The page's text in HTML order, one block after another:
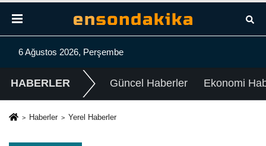
6 Ağustos 2026, Perşembe
HABERLER Güncel Haberler Ekonomi
Haberler Yerel Haberler